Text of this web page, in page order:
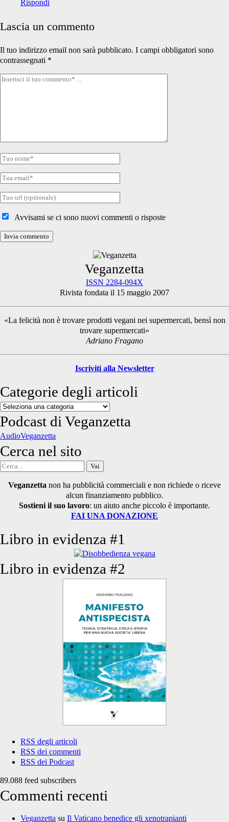
Rispondi
Lascia un commento
Il tuo indirizzo email non sarà pubblicato. I campi obbligatori sono
contrassegnati *
Tuo
Tuo
Tua
Tuo
internetAvvisami se ci sono nuovi commenti o risposte
Sidebar
Veganzetta
ISSN 2284-094X
Rivista fondata il 15 maggio 2007
«La felicità non è trovare prodotti vegani nei supermercati, bensì non
trovare supermercati»
Adriano Fragano
Iscriviti alla Newsletter
Categorie degli articoli
Categorie
degli
articoli
Podcast di Veganzetta
AudioVeganzetta
Cerca nel sito
Cerca
Veganzetta non ha pubblicità commerciali e non richiede o riceve
alcun finanziamento pubblico.
Sostieni il suo lavoro: un aiuto anche piccolo è importante.
FAI UNA DONAZIONE
Libro in evidenza #1
Libro in evidenza #2
RSS degli articoli
RSS dei commenti
RSS dei Podcast
89.088 feed subscribers
Commenti recenti
Veganzetta su Il Vaticano benedice gli xenotrapianti